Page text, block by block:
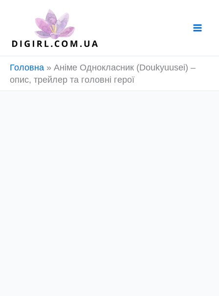
Головна » Аніме Однокласник (Doukyuusei) –
опис, трейлер та головні герої